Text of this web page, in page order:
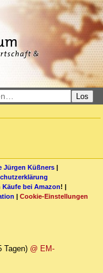
Los
Jürgen Küßners |
Käufe bei Amazon! |
| Cookie-Einstellungen
Tagen) @ EM-